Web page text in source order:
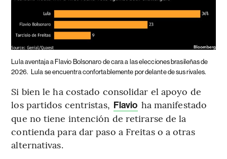
Lula aventaja a Flavio Bolsonaro de cara a las elecciones brasileñas de
2026. Lula se encuentra confortablemente por delante de sus rivales.
Si bien le ha costado consolidar el apoyo de
los partidos centristas, Flavio ha manifestado
que no tiene intención de retirarse de la
contienda para dar paso a Freitas o a otras
alternativas.